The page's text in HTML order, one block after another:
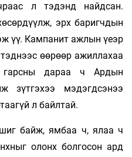
л тэдэнд найдсан.
эрх баригчдын
үү. Кампанит ажлын үеэр
өөрөөр ажиллахаа
гарсны дараа ч Ардын
зүтгэхээ мэдэгдсэнээ
л байлтай.
байж, ямбаа ч, ялаа ч
олонх болгосон ард